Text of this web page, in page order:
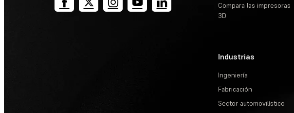
Compara las impresoras
3D
Industrias
Ingeniería
Fabricación
Sector automovilístico